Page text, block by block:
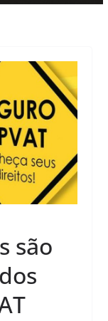
são